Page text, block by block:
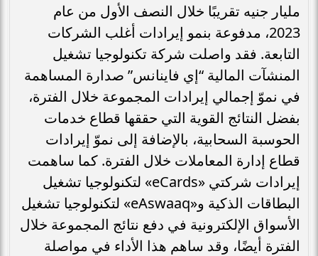
مليار جنيه تقريبًا خلال النصف الأول من عام
2023، مدفوعة بنمو إيرادات أغلب الشركات
التابعة. فقد واصلت شركة تكنولوجيا تشغيل
المنشآت المالية “إي فاينانس” صدارة المساهمة
في نموّ إجمالي إيرادات المجموعة خلال الفترة،
بفضل النتائج القوية التي حققها قطاع خدمات
الحوسبة السحابية، بالإضافة إلى نموّ إيرادات
قطاع إدارة المعاملات خلال الفترة. كما ساهمت
إيرادات شركتي «eCards» لتكنولوجيا تشغيل
البطاقات الذكية و«eAswaaq» لتكنولوجيا تشغيل
الأسواق الإلكترونية في دفع نتائج المجموعة خلال
الفترة أيضًا، وقد ساهم هذا الأداء في مواصلة